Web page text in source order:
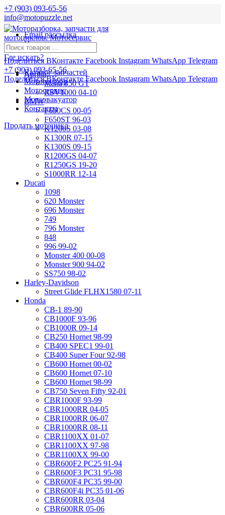
+7 (903) 093-65-56
info@motopuzzle.net
Email рассылка
Новости
Поделиться ВКонтакте Facebook Instagram WhatsApp Telegram
+7 (903) 093-65-56
Поделиться ВКонтакте Facebook Instagram WhatsApp Telegram
Где искать?
Aprilia
Mana 850 GT
RSV1000 04-10
BMW
F650CS 00-05
F650ST 96-03
K1200S 03-08
K1300R 07-15
K1300S 09-15
R1200GS 04-07
R1250GS 19-20
S1000RR 12-14
Ducati
1098
620 Monster
696 Monster
749
796 Monster
848
996 99-02
Monster 400 00-08
Monster 900 94-02
SS750 98-02
Harley-Davidson
Street Glide FLHX1580 07-11
Honda
CB-1 89-90
CB1000F 93-96
CB1000R 09-14
CB250 Hornet 98-99
CB400 SPEC1 99-01
CB400 Super Four 92-98
CB600 Hornet 00-02
CB600 Hornet 07-10
CB600 Hornet 98-99
CB750 Seven Fifty 92-01
CBR1000F 93-99
CBR1000RR 04-05
CBR1000RR 06-07
CBR1000RR 08-11
CBR1100XX 01-07
CBR1100XX 97-98
CBR1100XX 99-00
CBR600F2 PC25 91-94
CBR600F3 PC31 95-98
CBR600F4 PC35 99-00
CBR600F4i PC35 01-06
CBR600RR 03-04
CBR600RR 05-06
Каталог запчастей
Мотоподбор
Мотосервис
Мотоэвакуатор
Контакты
Продать мотоцикл